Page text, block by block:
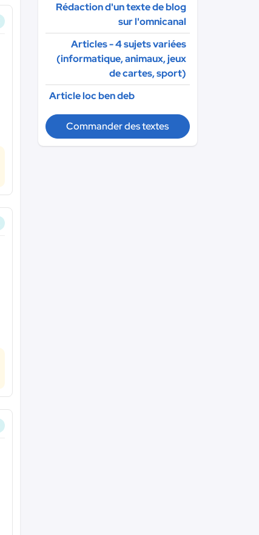
Rédaction d'un texte de blog
sur l'omnicanal
Articles - 4 sujets variées
(informatique, animaux, jeux
de cartes, sport)
Article loc ben deb
Commander des textes